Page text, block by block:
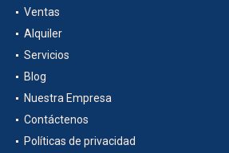
Ventas
Alquiler
Servicios
Blog
Nuestra Empresa
Contáctenos
Políticas de privacidad